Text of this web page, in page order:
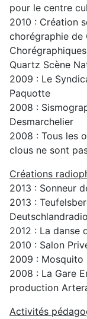
pour le centre
2010 : Création
chorégraphie de
Quartz Scène
2009 : Le
Paquotte
2008 :
Desmarchelier
2008 : Tous les
clous ne sont
Créations
2013 : Sonneur
2013 :
2012 : La danse
2010 : Salon
2009 : Mosquito
2008 : La Gare
production
Activités